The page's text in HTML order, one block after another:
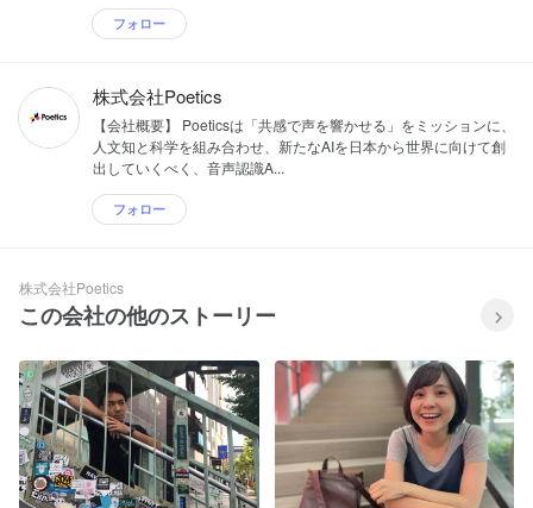
フォロー
株式会社Poetics
【会社概要】 Poeticsは「共感で声を響かせる」をミッションに、
人文知と科学を組み合わせ、新たなAIを日本から世界に向けて創
出していくべく、音声認識A...
フォロー
株式会社Poetics
この会社の他のストーリー